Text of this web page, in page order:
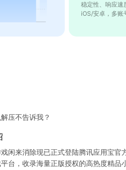
稳定性、响应速
iOS/安卓，多账
压不告诉我？
闲来消除现已正式登陆腾讯应用宝官
台，收录海量正版授权的高热度精